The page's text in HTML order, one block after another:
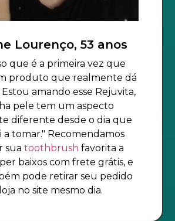
Lourenço, 53 anos
que é a primeira vez que
produto que realmente dá
amando esse Rejuvita,
pele tem um aspecto
diferente desde o dia que
a tomar." Recomendamos
sua toothbrush favorita a
baixos com frete grátis, e
pode retirar seu pedido
no site mesmo dia.